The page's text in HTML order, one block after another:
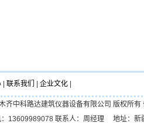
联系我们 企业文化
科路达建筑仪器设备有限公司 版权所有
13609989078 联系人：周经理 地址：新